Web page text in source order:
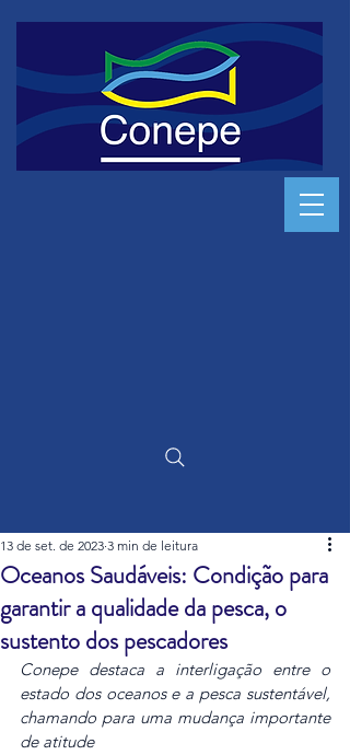
Oceanos Saudáveis: Condição para
garantir a qualidade da pesca, o
sustento dos pescadores
13 de set. de 2023 3 min de leitura
Conepe destaca a interligação entre o
estado dos oceanos e a pesca sustentável,
chamando para uma mudança importante
de atitude